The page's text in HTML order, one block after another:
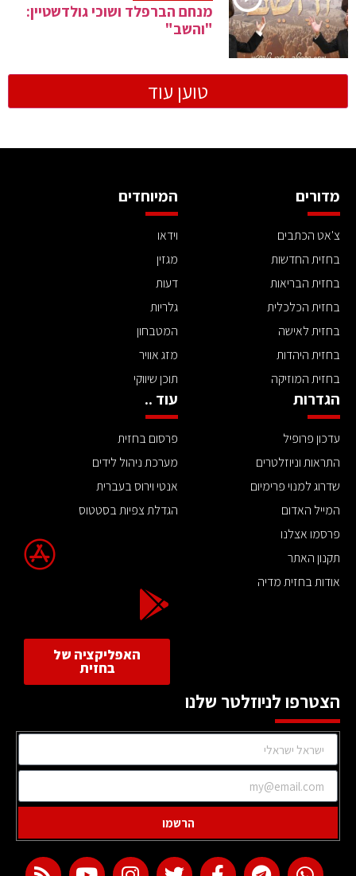
מנחם הברפלד ושוכי גולדשטיין:
"והשב"
טוען עוד
מדורים
צ'אט הכתבים
בחזית החדשות
בחזית הבריאות
בחזית הכלכלית
בחזית לאישה
בחזית היהדות
בחזית המוזיקה
המיוחדים
וידאו
מגזין
דעות
גלריות
המטבחון
מזג אוויר
תוכן שיווקי
הגדרות
עדכון פרופיל
התראות וניוזלטרים
שדרוג למנוי פרימיום
המייל האדום
פרסמו אצלנו
תקנון האתר
אודות בחזית מדיה
עוד ..
פרסום בחזית
מערכת ניהול לידים
אנטי וירוס בעברית
הגדלת צפיות בסטטוס
האפליקציה של
בחזית
הצטרפו לניוזלטר שלנו
הרשמו